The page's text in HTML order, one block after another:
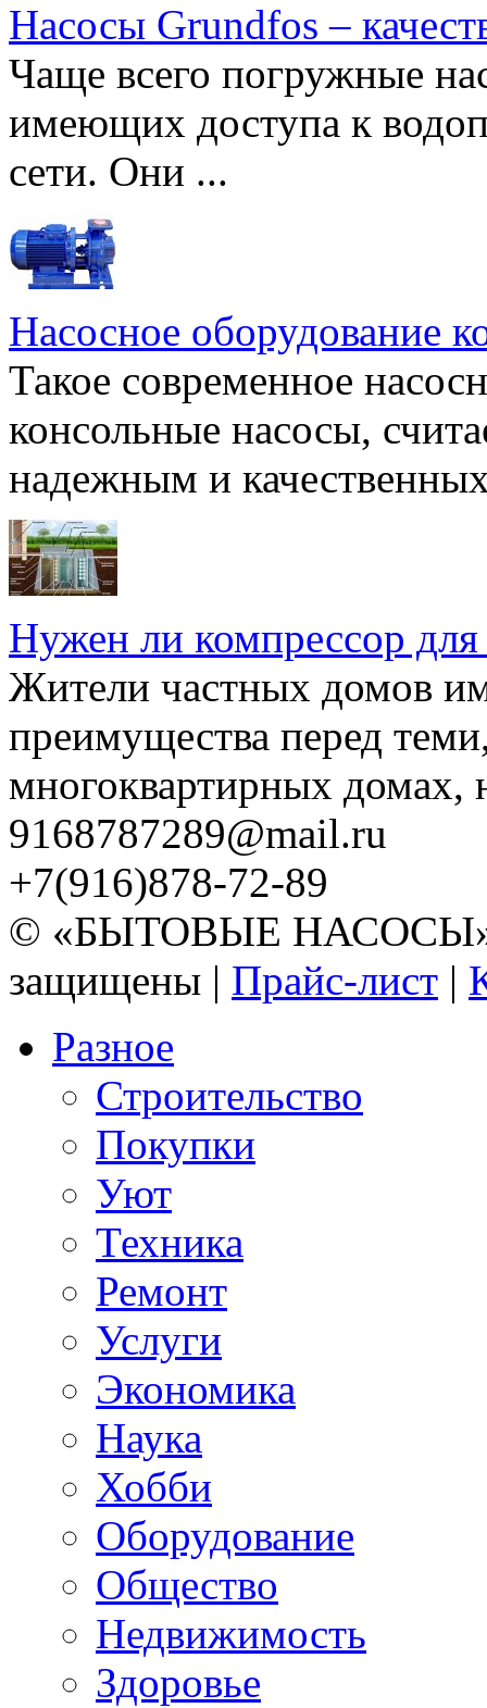
Насосы Grundfos –
Чаще всего погружные
имеющих доступа к
сети. Они ...
Насосное оборудование
Такое современное
консольные насосы,
надежным и
Нужен ли компрессор для
Жители частных домов
преимущества перед
многоквартирных домах,
9168787289@mail.ru
+7(916)878-72-89
© «БЫТОВЫЕ НАСОСЫ»
защищены | Прайс-лист |
Разное
Строительство
Покупки
Уют
Техника
Ремонт
Услуги
Экономика
Наука
Хобби
Оборудование
Общество
Недвижимость
Здоровье